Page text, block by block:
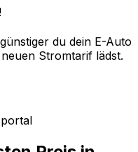
du dein E-Auto
Stromtarif lädst.